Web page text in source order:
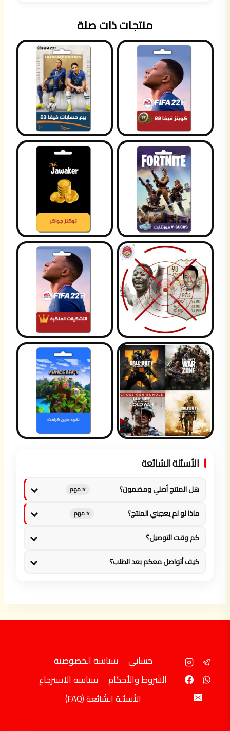
منتجات ذات صلة
الأسئلة الشائعة
هل المنتج أصلي ومضمون؟ ⭐ مهم
ماذا لو لم يعجبني المنتج؟ ⭐ مهم
كم وقت التوصيل؟
كيف أتواصل معكم بعد الطلب؟
حسابي
سياسة الخصوصية
الشروط والأحكام
سياسة الاسترجاع
الأسئلة الشائعة (FAQ)